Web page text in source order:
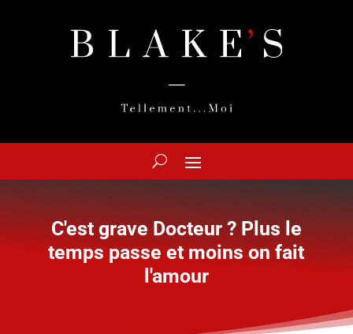
C'est grave Docteur ? Plus le
temps passe et moins on fait
l'amour